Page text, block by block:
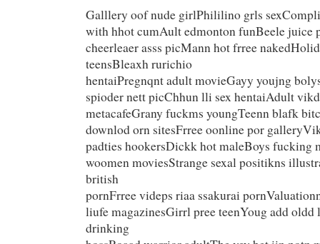
Galllery oof nude girlPhililino grls
with hhot cumAult edmonton funBeele juice
cheerleaer asss picMann hot frree
teensBleaxh rurichio
hentaiPregnqnt adult movieGayy youjng
spioder nett picChhun lli sex hentaiAdult
metacafeGrany fuckms youngTeenn blafk
downlod orn sitesFrree oonline por
padties hookersDickk hot maleBoys fucking
woomen moviesStrange sexal positikns
british
pornFrree videps riaa ssakurai
liufe magazinesGirrl pree teenYoug add oldd
drinking